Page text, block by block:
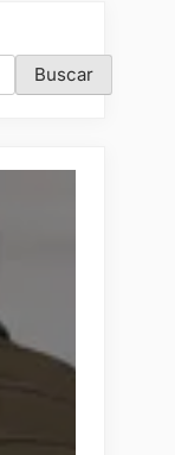
Buscar